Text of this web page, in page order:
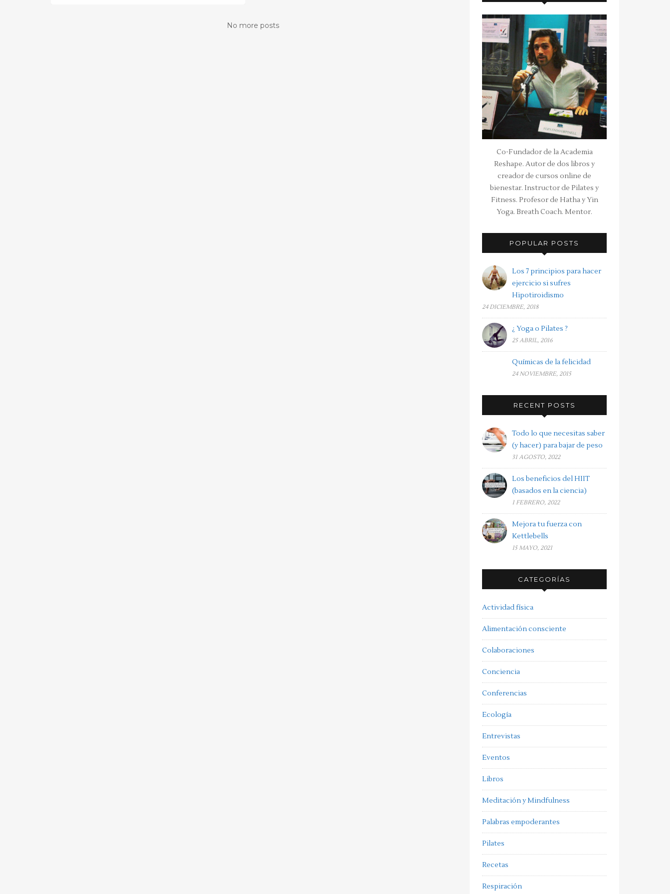
No more posts
Co-Fundador de la Academia
Reshape. Autor de dos libros y
creador de cursos online de
bienestar. Instructor de Pilates y
Fitness. Profesor de Hatha y Yin
Yoga. Breath Coach. Mentor.
POPULAR POSTS
Los 7 principios para hacer
ejercicio si sufres
Hipotiroidismo
24 DICIEMBRE, 2018
¿ Yoga o Pilates ?
25 ABRIL, 2016
Químicas de la felicidad
24 NOVIEMBRE, 2015
RECENT POSTS
Todo lo que necesitas saber
(y hacer) para bajar de peso
31 AGOSTO, 2022
Los beneficios del HIIT
(basados en la ciencia)
1 FEBRERO, 2022
Mejora tu fuerza con
Kettlebells
15 MAYO, 2021
CATEGORÍAS
Actividad física
Alimentación consciente
Colaboraciones
Conciencia
Conferencias
Ecología
Entrevistas
Eventos
Libros
Meditación y Mindfulness
Palabras empoderantes
Pilates
Recetas
Respiración